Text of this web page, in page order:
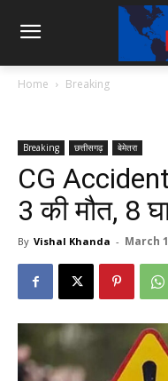
Home Breaking
Breaking छत्तीसगढ़ बेमेतरा
CG
3 की मौत, 8
By Vishal Khanda - March